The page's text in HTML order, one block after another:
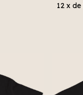
12 x de